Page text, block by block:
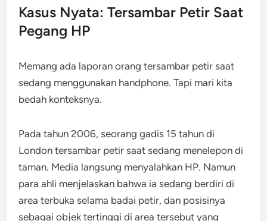
Kasus Nyata: Tersambar Petir Saat
Pegang HP
Memang ada laporan orang tersambar petir saat
sedang menggunakan handphone. Tapi mari kita
bedah konteksnya.
Pada tahun 2006, seorang gadis 15 tahun di
London tersambar petir saat sedang menelepon di
taman. Media langsung menyalahkan HP. Namun
para ahli menjelaskan bahwa ia sedang berdiri di
area terbuka selama badai petir, dan posisinya
sebagai objek tertinggi di area tersebut yang